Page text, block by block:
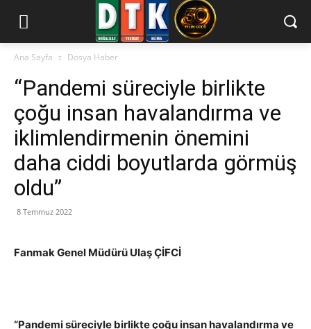
Ana Sayfa Dosya Haber
“Pandemi süreciyle birlikte
çoğu insan havalandırma ve
iklimlendirmenin önemini
daha ciddi boyutlarda görmüş
oldu”
8 Temmuz 2022
Fanmak Genel Müdürü Ulaş ÇİFCİ
“Pandemi süreciyle birlikte çoğu insan havalandırma ve